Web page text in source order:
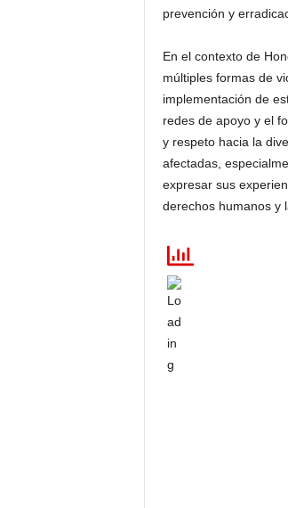
prevención y
En el contexto de
múltiples formas de
implementación de
redes de apoyo y el
y respeto hacia la
afectadas,
expresar sus
derechos humanos y